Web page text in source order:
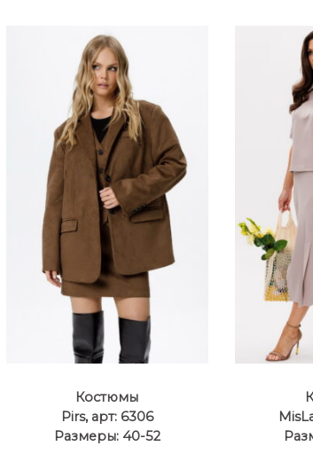
Костюмы
Pirs, арт: 6306
Размеры: 40-52